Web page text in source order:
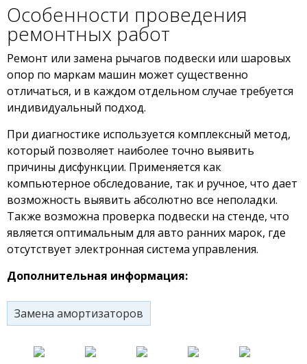
Особенности проведения
ремонтных работ
Ремонт или замена рычагов подвески или шаровых
опор по маркам машин может существенно
отличаться, и в каждом отдельном случае требуется
индивидуальный подход.
При диагностике используется комплексный метод,
который позволяет наиболее точно выявить
причины дисфункции. Применяется как
компьютерное обследование, так и ручное, что дает
возможность выявить абсолютно все неполадки.
Также возможна проверка подвески на стенде, что
является оптимальным для авто ранних марок, где
отсутствует электронная система управления.
Дополнительная информация:
Замена амортизаторов